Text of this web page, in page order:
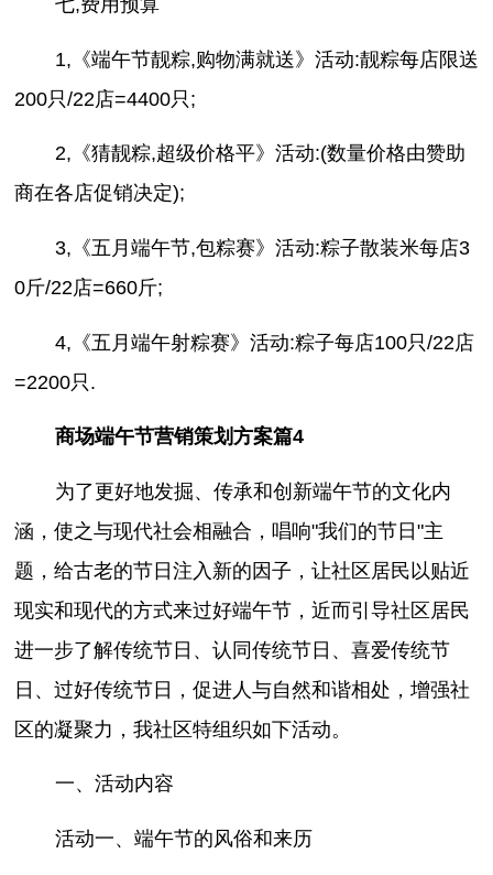
七,费用预算
1,《端午节靓粽,购物满就送》活动:靓粽每店限送
200只/22店=4400只;
2,《猜靓粽,超级价格平》活动:(数量价格由赞助
商在各店促销决定);
3,《五月端午节,包粽赛》活动:粽子散装米每店3
0斤/22店=660斤;
4,《五月端午射粽赛》活动:粽子每店100只/22店
=2200只.
商场端午节营销策划方案篇4
为了更好地发掘、传承和创新端午节的文化内
涵，使之与现代社会相融合，唱响"我们的节日"主
题，给古老的节日注入新的因子，让社区居民以贴近
现实和现代的方式来过好端午节，近而引导社区居民
进一步了解传统节日、认同传统节日、喜爱传统节
日、过好传统节日，促进人与自然和谐相处，增强社
区的凝聚力，我社区特组织如下活动。
一、活动内容
活动一、端午节的风俗和来历